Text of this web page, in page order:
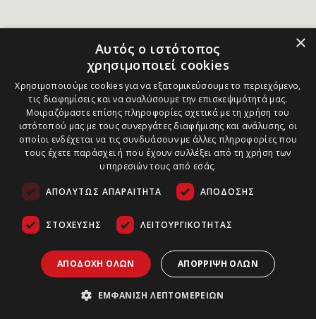
×
Αυτός ο ιστότοπος
χρησιμοποιεί cookies
Χρησιμοποιούμε cookies για να εξατομικεύσουμε το περιεχόμενο,
τις διαφημίσεις και να αναλύσουμε την επισκεψιμότητά μας.
Μοιραζόμαστε επίσης πληροφορίες σχετικά με τη χρήση του
ιστότοπού μας με τους συνεργάτες διαφήμισης και ανάλυσης, οι
οποίοι ενδέχεται να τις συνδυάσουν με άλλες πληροφορίες που
τους έχετε παράσχει ή που έχουν συλλέξει από τη χρήση των
υπηρεσιών τους από εσάς.
ΑΠΟΛΎΤΩΣ ΑΠΑΡΑΊΤΗΤΑ ΑΠΌΔΟΣΗΣ
ΣΤΌΧΕΥΣΗΣ ΛΕΙΤΟΥΡΓΙΚΌΤΗΤΑΣ
ΑΠΟΔΟΧΉ ΌΛΩΝ ΑΠΌΡΡΙΨΗ ΌΛΩΝ
ΕΜΦΆΝΙΣΗ ΛΕΠΤΟΜΕΡΕΙΏΝ